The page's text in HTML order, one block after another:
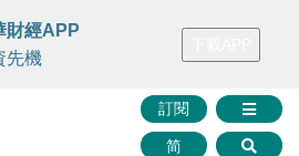
FINMETA 財華證券 媒體矩陣
訂閱
简
財經APP
先機